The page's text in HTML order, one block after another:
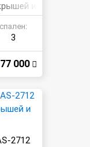
и
спален:
3
77 000
2712